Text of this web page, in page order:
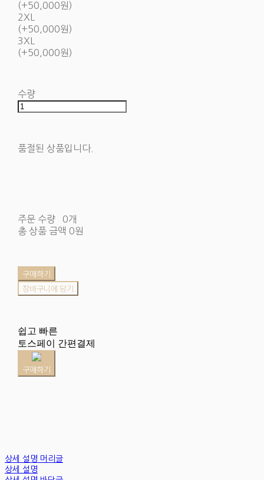
(+50,000원)
2XL
(+50,000원)
3XL
(+50,000원)
수량
품절된 상품입니다.
주문 수량
0개
총 상품 금액 0원
구매하기
장바구니에 담기
쉽고 빠른
토스페이 간편결제
구매하기
상세 설명 머리글
상세 설명